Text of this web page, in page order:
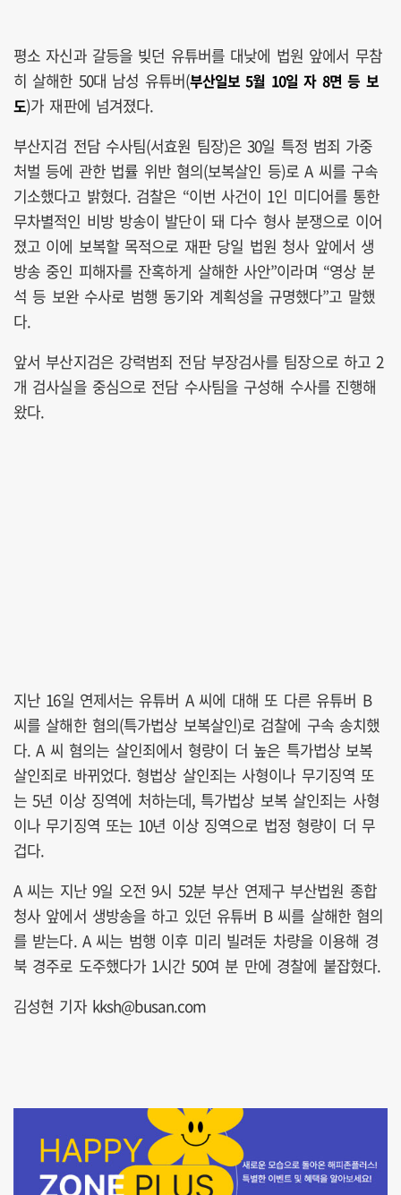
평소 자신과 갈등을 빚던 유튜버를 대낮에 법원 앞에서 무참
히 살해한 50대 남성 유튜버(부산일보 5월 10일 자 8면 등 보
도)가 재판에 넘겨졌다.
부산지검 전담 수사팀(서효원 팀장)은 30일 특정 범죄 가중
처벌 등에 관한 법률 위반 혐의(보복살인 등)로 A 씨를 구속
기소했다고 밝혔다. 검찰은 “이번 사건이 1인 미디어를 통한
무차별적인 비방 방송이 발단이 돼 다수 형사 분쟁으로 이어
졌고 이에 보복할 목적으로 재판 당일 법원 청사 앞에서 생
방송 중인 피해자를 잔혹하게 살해한 사안”이라며 “영상 분
석 등 보완 수사로 범행 동기와 계획성을 규명했다”고 말했
다.
앞서 부산지검은 강력범죄 전담 부장검사를 팀장으로 하고 2
개 검사실을 중심으로 전담 수사팀을 구성해 수사를 진행해
왔다.
지난 16일 연제서는 유튜버 A 씨에 대해 또 다른 유튜버 B
씨를 살해한 혐의(특가법상 보복살인)로 검찰에 구속 송치했
다. A 씨 혐의는 살인죄에서 형량이 더 높은 특가법상 보복
살인죄로 바뀌었다. 형법상 살인죄는 사형이나 무기징역 또
는 5년 이상 징역에 처하는데, 특가법상 보복 살인죄는 사형
이나 무기징역 또는 10년 이상 징역으로 법정 형량이 더 무
겁다.
A 씨는 지난 9일 오전 9시 52분 부산 연제구 부산법원 종합
청사 앞에서 생방송을 하고 있던 유튜버 B 씨를 살해한 혐의
를 받는다. A 씨는 범행 이후 미리 빌려둔 차량을 이용해 경
북 경주로 도주했다가 1시간 50여 분 만에 경찰에 붙잡혔다.
김성현 기자 kksh@busan.com